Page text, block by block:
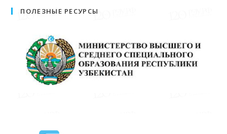
ПОЛЕЗНЫЕ РЕСУРСЫ